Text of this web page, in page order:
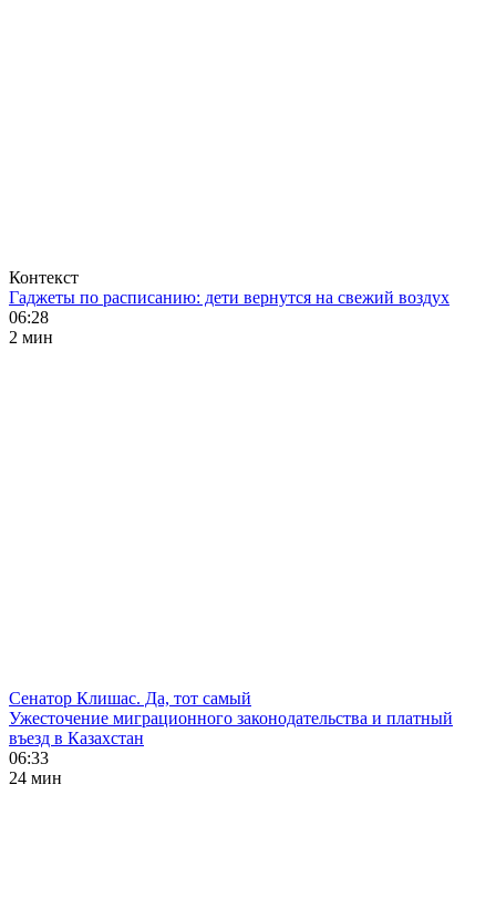
Контекст
Гаджеты по расписанию: дети вернутся на свежий воздух
06:28
2 мин
Сенатор Клишас. Да, тот самый
Ужесточение миграционного законодательства и платный
въезд в Казахстан
06:33
24 мин